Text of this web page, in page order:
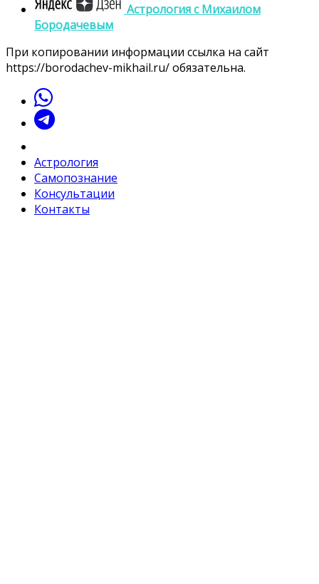
Астрология c Михаилом
Бородачевым
При копировании информации ссылка на сайт
https://borodachev-mikhail.ru/ обязательна.
Астрология
Самопознание
Консультации
Контакты